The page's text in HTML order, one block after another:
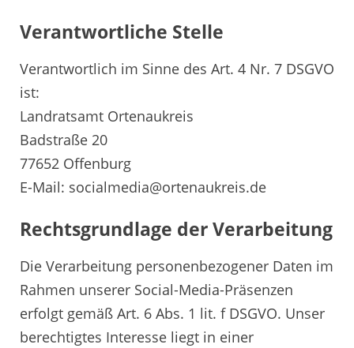
Verantwortliche Stelle
Verantwortlich im Sinne des Art. 4 Nr. 7 DSGVO
ist:
Landratsamt Ortenaukreis
Badstraße 20
77652 Offenburg
E-Mail: socialmedia@ortenaukreis.de
Rechtsgrundlage der Verarbeitung
Die Verarbeitung personenbezogener Daten im
Rahmen unserer Social-Media-Präsenzen
erfolgt gemäß Art. 6 Abs. 1 lit. f DSGVO. Unser
berechtigtes Interesse liegt in einer